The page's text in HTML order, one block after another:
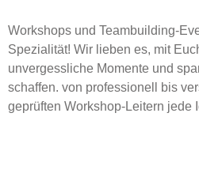
Workshops und Teambuilding-
Spezialität! Wir lieben es, mit
unvergessliche Momente und
schaffen. von professionell bis
geprüften Workshop-Leitern jede